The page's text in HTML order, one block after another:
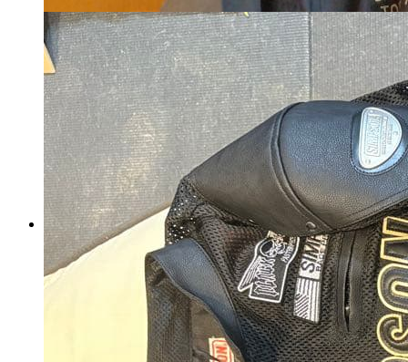
加藤大治郎 栄光の軌跡 キー
ホルダー、Tシャツ（レディー
ス フリーサイズ）など
マイストア在庫： 1902